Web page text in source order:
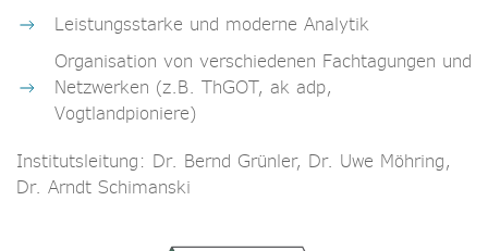
Leistungsstarke und moderne Analytik
Organisation von verschiedenen Fachtagungen und
Netzwerken (z.B. ThGOT, ak adp,
Vogtlandpioniere)
Institutsleitung: Dr. Bernd Grünler, Dr. Uwe Möhring,
Dr. Arndt Schimanski